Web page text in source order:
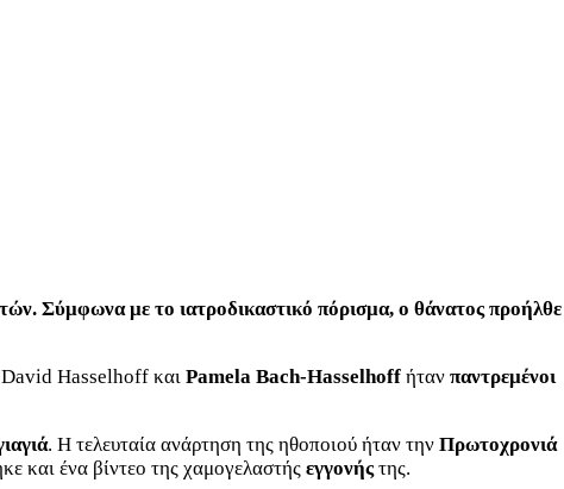
Σύμφωνα με το ιατροδικαστικό πόρισμα, ο θάνατος προήλθε
David Hasselhoff και Pamela Bach-Hasselhoff ήταν παντρεμένοι
. Η τελευταία ανάρτηση της ηθοποιού ήταν την Πρωτοχρονιά
και ένα βίντεο της χαμογελαστής εγγονήςτης.